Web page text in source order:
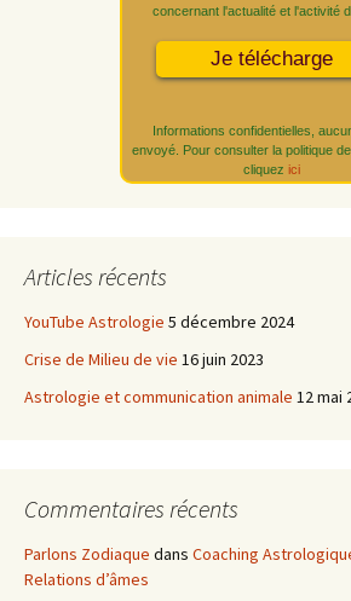
concernant l'actualité et l'activité
Informations confidentielles,
envoyé. Pour consulter la politique
cliquez ici
Articles récents
YouTube Astrologie 5 décembre 2024
Crise de Milieu de vie 16 juin 2023
Astrologie et communication animale 12 mai
Commentaires récents
Parlons Zodiaque dans Coaching
Relations d’âmes